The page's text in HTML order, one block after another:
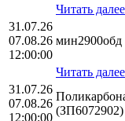
Читать далее
31.07.26
07.08.26
12:00:00
мин2900обд
Читать далее
31.07.26
07.08.26
12:00:00
(ЗП6072902)